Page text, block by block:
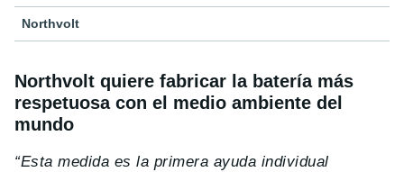
Northvolt
Northvolt quiere fabricar la batería más
respetuosa con el medio ambiente del
mundo
“Esta medida es la primera ayuda individual